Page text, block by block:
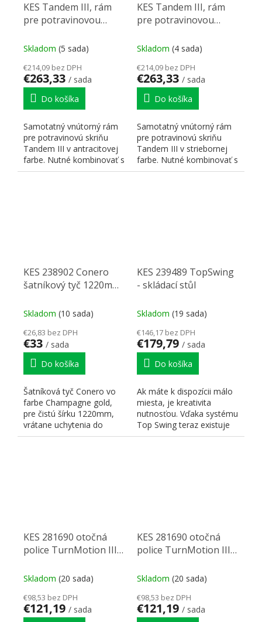
KES Tandem III, rám
pre potravinovou
antracit
Skladom (5 sada)
€214,09 bez DPH
€263,33 / sada
Do košíka
Samotatný vnútorný rám
pre potravinovú skriňu
Tandem III v antracitovej
farbe. Nutné kombinovať s
Tandemom Side III...
KES Tandem III, rám
pre potravinovou
strieborná
Skladom (4 sada)
€214,09 bez DPH
€263,33 / sada
Do košíka
Samotatný vnútorný rám
pre potravinovú skriňu
Tandem III v striebornej
farbe. Nutné kombinovať s
Tandemom Side III as...
KES 238902 Conero
šatníkový tyč 1220mm,
Champagne gold
Skladom (10 sada)
€26,83 bez DPH
€33 / sada
Do košíka
Šatníková tyč Conero vo
farbe Champagne gold,
pre čistú šírku 1220mm,
vrátane uchytenia do
boku. Odkazy a
KES 239489 TopSwing
- skládací stůl
Skladom (19 sada)
€146,17 bez DPH
€179,79 / sada
Do košíka
Ak máte k dispozícii málo
miesta, je kreativita
nutnosťou. Vďaka systému
Top Swing teraz existuje
inovatívne...
KES 281690 otočná
police TurnMotion III,
Skladom (20 sada)
€98,53 bez DPH
€121,19 / sada
KES 281690 otočná
police TurnMotion III,
Skladom (20 sada)
€98,53 bez DPH
€121,19 / sada